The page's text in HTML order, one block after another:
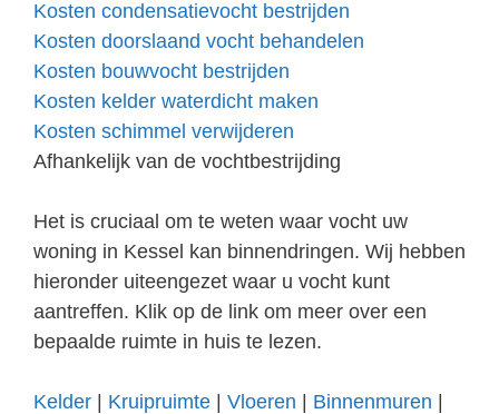
Kosten condensatievocht bestrijden
Kosten doorslaand vocht behandelen
Kosten bouwvocht bestrijden
Kosten kelder waterdicht maken
Kosten schimmel verwijderen
Afhankelijk van de vochtbestrijding
Het is cruciaal om te weten waar vocht uw
woning in Kessel kan binnendringen. Wij hebben
hieronder uiteengezet waar u vocht kunt
aantreffen. Klik op de link om meer over een
bepaalde ruimte in huis te lezen.
Kelder Kruipruimte Vloeren Binnenmuren